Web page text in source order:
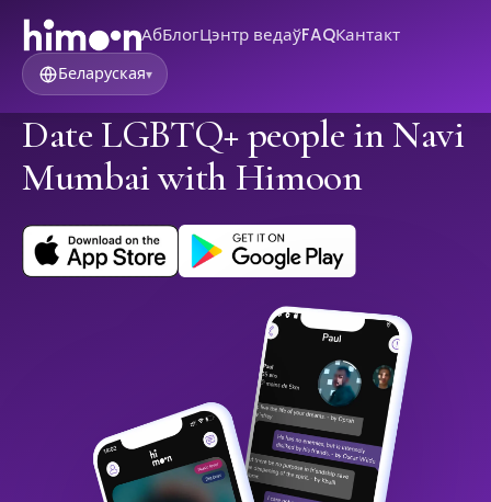
АбБлогЦэнтр ведаўFAQКантакт
Беларуская▾
Date LGBTQ+ people in Navi
Mumbai with Himoon